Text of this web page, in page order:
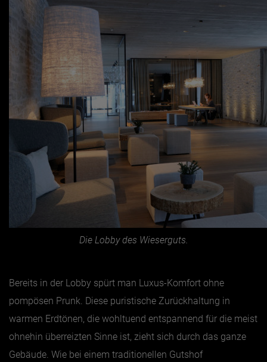
Die Lobby des Wieserguts.
Bereits in der Lobby spürt man Luxus-Komfort ohne
pompösen Prunk. Diese puristische Zurückhaltung in
warmen Erdtönen, die wohltuend entspannend für die meist
ohnehin überreizten Sinne ist, zieht sich durch das ganze
Gebäude. Wie bei einem traditionellen Gutshof